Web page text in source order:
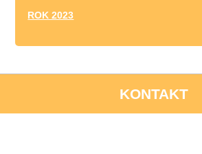
ROK 2023
KONTAKT